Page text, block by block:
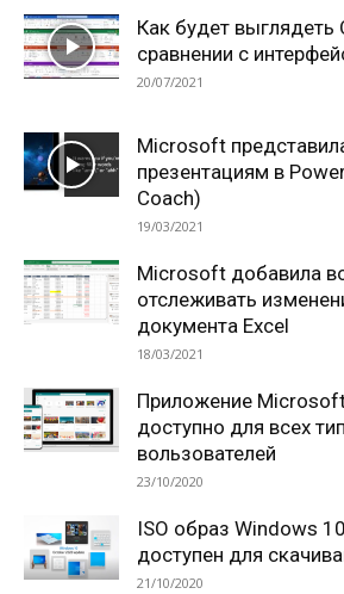
Как будет выглядеть
сравнении с
20/07/2021
Microsoft
презентациям в
Coach)
19/03/2021
Microsoft добавила
отслеживать
документа Excel
18/03/2021
Приложение
доступно для всех
вользователей
23/10/2020
ISO образ Windows
доступен для
21/10/2020